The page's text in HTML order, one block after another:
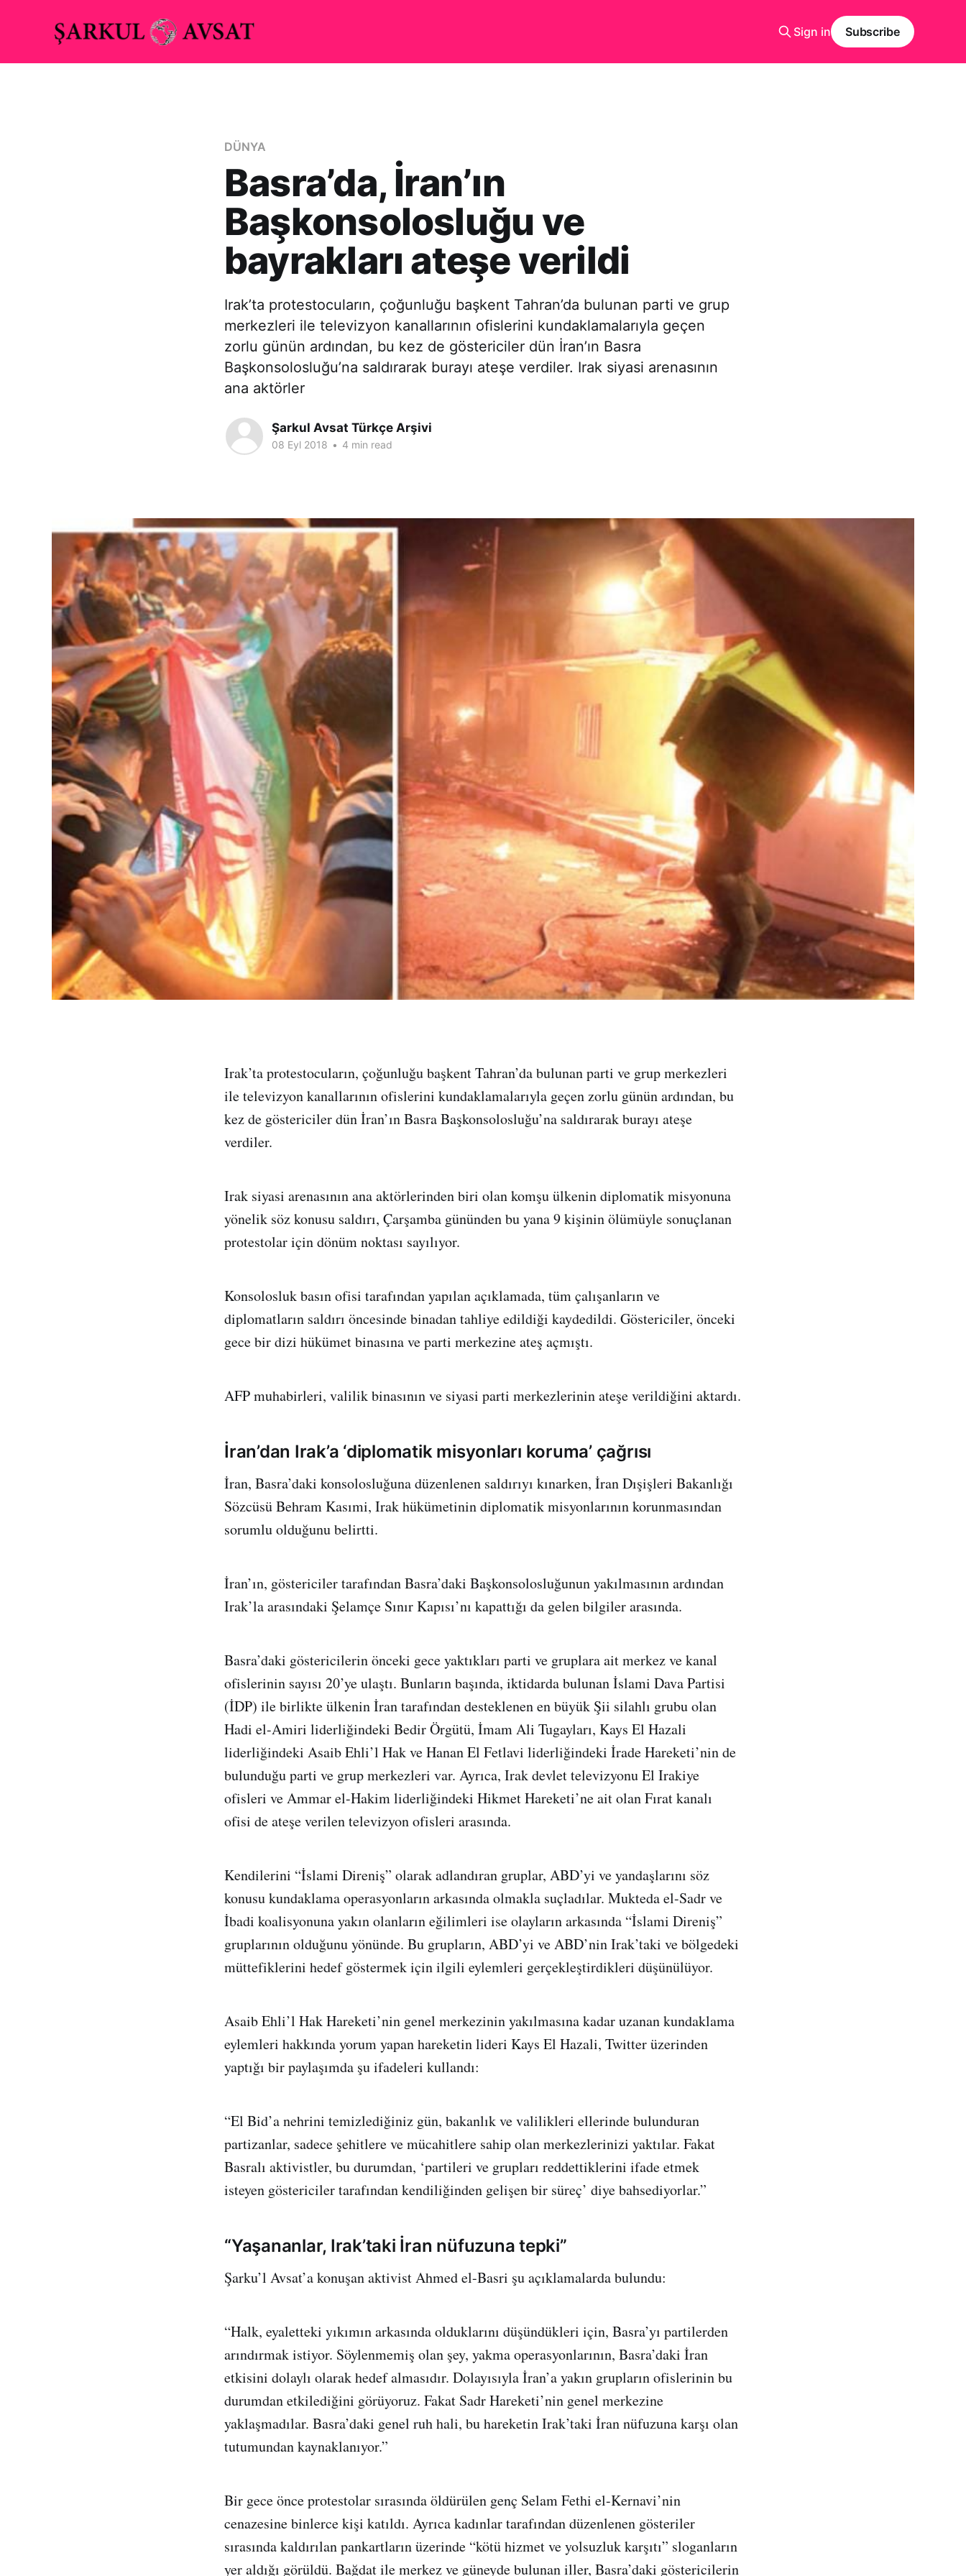
Sign in Subscribe
DÜNYA
Basra’da, İran’ın
Başkonsolosluğu ve
bayrakları ateşe verildi
Irak’ta protestocuların, çoğunluğu başkent Tahran’da bulunan parti ve grup
merkezleri ile televizyon kanallarının ofislerini kundaklamalarıyla geçen
zorlu günün ardından, bu kez de göstericiler dün İran’ın Basra
Başkonsolosluğu’na saldırarak burayı ateşe verdiler. Irak siyasi arenasının
ana aktörler
Şarkul Avsat Türkçe Arşivi
08 Eyl 2018 • 4 min read
Irak’ta protestocuların, çoğunluğu başkent Tahran’da bulunan parti ve grup merkezleri
ile televizyon kanallarının ofislerini kundaklamalarıyla geçen zorlu günün ardından, bu
kez de göstericiler dün İran’ın Basra Başkonsolosluğu’na saldırarak burayı ateşe
verdiler.
Irak siyasi arenasının ana aktörlerinden biri olan komşu ülkenin diplomatik misyonuna
yönelik söz konusu saldırı, Çarşamba gününden bu yana 9 kişinin ölümüyle sonuçlanan
protestolar için dönüm noktası sayılıyor.
Konsolosluk basın ofisi tarafından yapılan açıklamada, tüm çalışanların ve
diplomatların saldırı öncesinde binadan tahliye edildiği kaydedildi. Göstericiler, önceki
gece bir dizi hükümet binasına ve parti merkezine ateş açmıştı.
AFP muhabirleri, valilik binasının ve siyasi parti merkezlerinin ateşe verildiğini aktardı.
İran’dan Irak’a ‘diplomatik misyonları koruma’ çağrısı
İran, Basra’daki konsolosluğuna düzenlenen saldırıyı kınarken, İran Dışişleri Bakanlığı
Sözcüsü Behram Kasımi, Irak hükümetinin diplomatik misyonlarının korunmasından
sorumlu olduğunu belirtti.
İran’ın, göstericiler tarafından Basra’daki Başkonsolosluğunun yakılmasının ardından
Irak’la arasındaki Şelamçe Sınır Kapısı’nı kapattığı da gelen bilgiler arasında.
Basra’daki göstericilerin önceki gece yaktıkları parti ve gruplara ait merkez ve kanal
ofislerinin sayısı 20’ye ulaştı. Bunların başında, iktidarda bulunan İslami Dava Partisi
(İDP) ile birlikte ülkenin İran tarafından desteklenen en büyük Şii silahlı grubu olan
Hadi el-Amiri liderliğindeki Bedir Örgütü, İmam Ali Tugayları, Kays El Hazali
liderliğindeki Asaib Ehli’l Hak ve Hanan El Fetlavi liderliğindeki İrade Hareketi’nin de
bulunduğu parti ve grup merkezleri var. Ayrıca, Irak devlet televizyonu El Irakiye
ofisleri ve Ammar el-Hakim liderliğindeki Hikmet Hareketi’ne ait olan Fırat kanalı
ofisi de ateşe verilen televizyon ofisleri arasında.
Kendilerini “İslami Direniş” olarak adlandıran gruplar, ABD’yi ve yandaşlarını söz
konusu kundaklama operasyonların arkasında olmakla suçladılar. Mukteda el-Sadr ve
İbadi koalisyonuna yakın olanların eğilimleri ise olayların arkasında “İslami Direniş”
gruplarının olduğunu yönünde. Bu grupların, ABD’yi ve ABD’nin Irak’taki ve bölgedeki
müttefiklerini hedef göstermek için ilgili eylemleri gerçekleştirdikleri düşünülüyor.
Asaib Ehli’l Hak Hareketi’nin genel merkezinin yakılmasına kadar uzanan kundaklama
eylemleri hakkında yorum yapan hareketin lideri Kays El Hazali, Twitter üzerinden
yaptığı bir paylaşımda şu ifadeleri kullandı:
“El Bid’a nehrini temizlediğiniz gün, bakanlık ve valilikleri ellerinde bulunduran
partizanlar, sadece şehitlere ve mücahitlere sahip olan merkezlerinizi yaktılar. Fakat
Basralı aktivistler, bu durumdan, ‘partileri ve grupları reddettiklerini ifade etmek
isteyen göstericiler tarafından kendiliğinden gelişen bir süreç’ diye bahsediyorlar.”
“Yaşananlar, Irak’taki İran nüfuzuna tepki”
Şarku’l Avsat’a konuşan aktivist Ahmed el-Basri şu açıklamalarda bulundu:
“Halk, eyaletteki yıkımın arkasında olduklarını düşündükleri için, Basra’yı partilerden
arındırmak istiyor. Söylenmemiş olan şey, yakma operasyonlarının, Basra’daki İran
etkisini dolaylı olarak hedef almasıdır. Dolayısıyla İran’a yakın grupların ofislerinin bu
durumdan etkilediğini görüyoruz. Fakat Sadr Hareketi’nin genel merkezine
yaklaşmadılar. Basra’daki genel ruh hali, bu hareketin Irak’taki İran nüfuzuna karşı olan
tutumundan kaynaklanıyor.”
Bir gece önce protestolar sırasında öldürülen genç Selam Fethi el-Kernavi’nin
cenazesine binlerce kişi katıldı. Ayrıca kadınlar tarafından düzenlenen gösteriler
sırasında kaldırılan pankartların üzerinde “kötü hizmet ve yolsuzluk karşıtı” sloganların
yer aldığı görüldü. Bağdat ile merkez ve güneyde bulunan iller, Basra’daki göstericilerin